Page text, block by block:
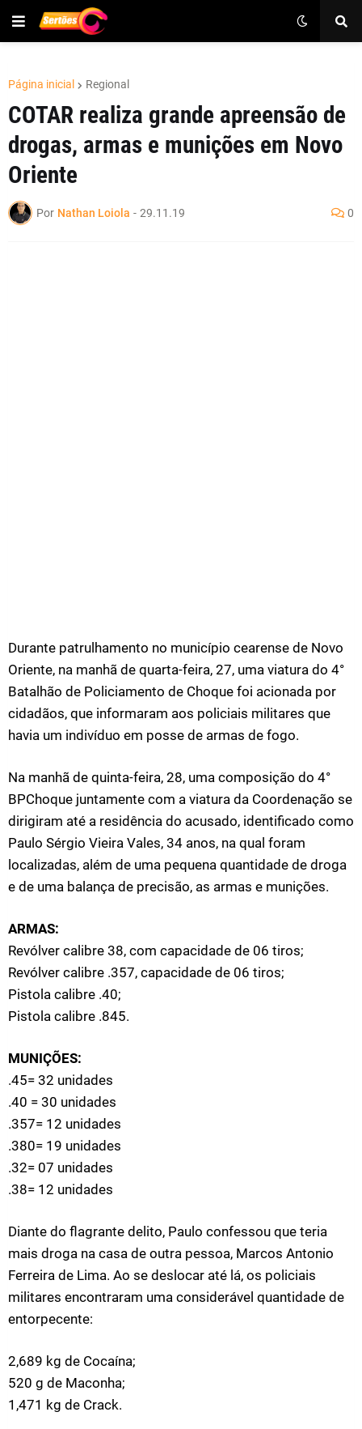
Página inicial Regional
COTAR realiza grande apreensão de
drogas, armas e munições em Novo
Oriente
Por Nathan Loiola - 29.11.19 0
Durante patrulhamento no município cearense de Novo
Oriente, na manhã de quarta-feira, 27, uma viatura do 4°
Batalhão de Policiamento de Choque foi acionada por
cidadãos, que informaram aos policiais militares que
havia um indivíduo em posse de armas de fogo.
Na manhã de quinta-feira, 28, uma composição do 4°
BPChoque juntamente com a viatura da Coordenação se
dirigiram até a residência do acusado, identificado como
Paulo Sérgio Vieira Vales, 34 anos, na qual foram
localizadas, além de uma pequena quantidade de droga
e de uma balança de precisão, as armas e munições.
ARMAS:
Revólver calibre 38, com capacidade de 06 tiros;
Revólver calibre .357, capacidade de 06 tiros;
Pistola calibre .40;
Pistola calibre .845.
MUNIÇÕES:
.45= 32 unidades
.40 = 30 unidades
.357= 12 unidades
.380= 19 unidades
.32= 07 unidades
.38= 12 unidades
Diante do flagrante delito, Paulo confessou que teria
mais droga na casa de outra pessoa, Marcos Antonio
Ferreira de Lima. Ao se deslocar até lá, os policiais
militares encontraram uma considerável quantidade de
entorpecente:
2,689 kg de Cocaína;
520 g de Maconha;
1,471 kg de Crack.